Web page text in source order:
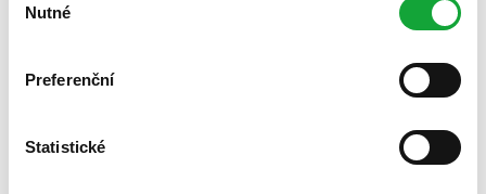
souhlasu
Nutné
Preferenční
Statistické